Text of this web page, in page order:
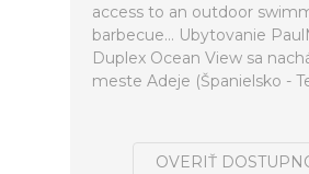
access to an outdoor
barbecue... Ubytovanie
Duplex Ocean View sa
meste Adeje (Španielsko -
OVERIŤ